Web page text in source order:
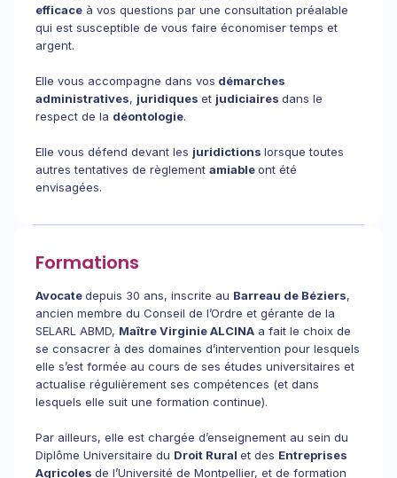
efficace à vos questions par une consultation préalable
qui est susceptible de vous faire économiser temps et
argent.
Elle vous accompagne dans vos démarches
administratives, juridiques et judiciaires dans le
respect de la déontologie.
Elle vous défend devant les juridictions lorsque toutes
autres tentatives de règlement amiableont été
envisagées.
Formations
Avocatedepuis 30 ans, inscrite au Barreau de Béziers,
ancien membre du Conseil de l’Ordre et gérante de la
SELARL ABMD, Maître Virginie ALCINA a fait le choix de
se consacrer à des domaines d’intervention pour lesquels
elle s’est formée au cours de ses études universitaires et
actualise régulièrement ses compétences (et dans
lesquels elle suit une formation continue).
Par ailleurs, elle est chargée d’enseignement au sein du
Diplôme Universitaire du Droit Rural et des Entreprises
Agricoles de l’Université de Montpellier, et de formation